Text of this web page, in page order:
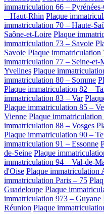
immatriculation 66 –
– Haut-Rhin Plaque
immatriculation 70 – Haute-
Saône-et-Loire Plaque
immatriculation 73 – Savoie
Savoie Plaque
immatriculation 77 – Seine-et-
Yvelines Plaque
immatriculation 80 – Somme
Plaque immatriculation 82 –
immatriculation 83 – Var
Plaque immatriculation 85 –
Vienne Plaque
immatriculation 88 – Vosges
Plaque immatriculation 90 –
immatriculation 91 – Essonne
de-Seine Plaque
immatriculation 94 – Val-de-
d'Oise Plaque immatriculation
immatriculation Paris – 75
Guadeloupe Plaque
immatriculation 973 – Guyane
Réunion Plaque